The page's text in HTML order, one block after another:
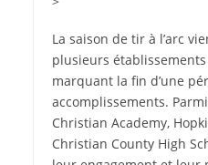
La saison de tir à l’arc
plusieurs
marquant la fin d’une
accomplissements.
Christian Academy,
Christian County High